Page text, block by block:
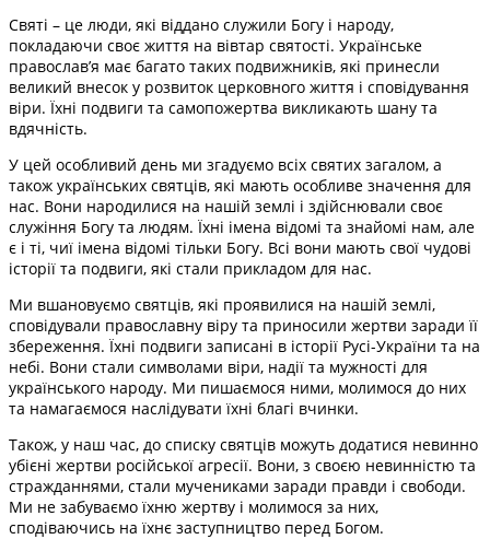
Святі – це люди, які віддано служили Богу і народу,
покладаючи своє життя на вівтар святості. Українське
православ’я має багато таких подвижників, які принесли
великий внесок у розвиток церковного життя і сповідування
віри. Їхні подвиги та самопожертва викликають шану та
вдячність.
У цей особливий день ми згадуємо всіх святих загалом, а
також українських святців, які мають особливе значення для
нас. Вони народилися на нашій землі і здійснювали своє
служіння Богу та людям. Їхні імена відомі та знайомі нам, але
є і ті, чиї імена відомі тільки Богу. Всі вони мають свої чудові
історії та подвиги, які стали прикладом для нас.
Ми вшановуємо святців, які проявилися на нашій землі,
сповідували православну віру та приносили жертви заради її
збереження. Їхні подвиги записані в історії Русі-України та на
небі. Вони стали символами віри, надії та мужності для
українського народу. Ми пишаємося ними, молимося до них
та намагаємося наслідувати їхні благі вчинки.
Також, у наш час, до списку святців можуть додатися невинно
убієні жертви російської агресії. Вони, з своєю невинністю та
стражданнями, стали мучениками заради правди і свободи.
Ми не забуваємо їхню жертву і молимося за них,
сподіваючись на їхнє заступництво перед Богом.